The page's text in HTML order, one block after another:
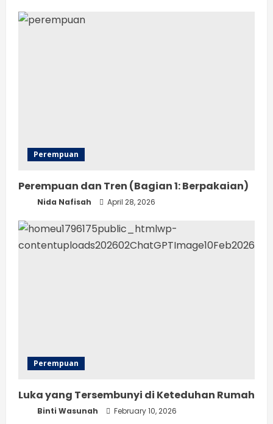
Perempuan
Perempuan dan Tren (Bagian 1: Berpakaian)
Nida Nafisah April 28, 2026
Perempuan
Luka yang Tersembunyi di Keteduhan Rumah
Binti Wasunah February 10, 2026